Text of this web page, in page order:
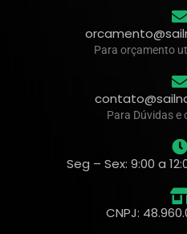
Para orçamento
Para Dúvidas e
Seg – Sex: 9:00 a
CNPJ: